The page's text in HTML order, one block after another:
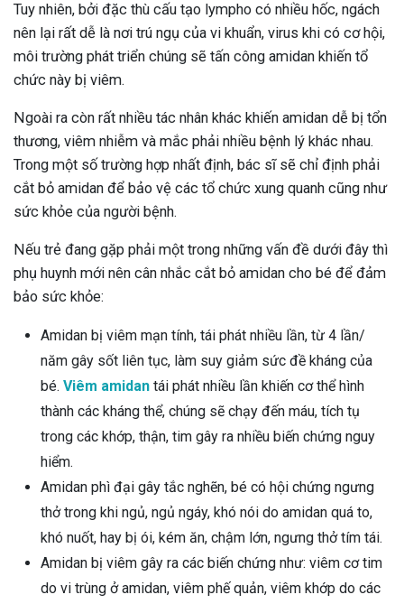
Tuy nhiên, bởi đặc thù cấu tạo lympho có nhiều hốc, ngách
nên lại rất dễ là nơi trú ngụ của vi khuẩn, virus khi có cơ hội,
môi trường phát triển chúng sẽ tấn công amidan khiến tổ
chức này bị viêm.
Ngoài ra còn rất nhiều tác nhân khác khiến amidan dễ bị tổn
thương, viêm nhiễm và mắc phải nhiều bệnh lý khác nhau.
Trong một số trường hợp nhất định, bác sĩ sẽ chỉ định phải
cắt bỏ amidan để bảo vệ các tổ chức xung quanh cũng như
sức khỏe của người bệnh.
Nếu trẻ đang gặp phải một trong những vấn đề dưới đây thì
phụ huynh mới nên cân nhắc cắt bỏ amidan cho bé để đảm
bảo sức khỏe:
Amidan bị viêm mạn tính, tái phát nhiều lần, từ 4 lần/
năm gây sốt liên tục, làm suy giảm sức đề kháng của
bé. Viêm amidan tái phát nhiều lần khiến cơ thể hình
thành các kháng thể, chúng sẽ chạy đến máu, tích tụ
trong các khớp, thận, tim gây ra nhiều biến chứng nguy
hiểm.
Amidan phì đại gây tắc nghẽn, bé có hội chứng ngưng
thở trong khi ngủ, ngủ ngáy, khó nói do amidan quá to,
khó nuốt, hay bị ói, kém ăn, chậm lớn, ngưng thở tím tái.
Amidan bị viêm gây ra các biến chứng như: viêm cơ tim
do vi trùng ở amidan, viêm phế quản, viêm khớp do các